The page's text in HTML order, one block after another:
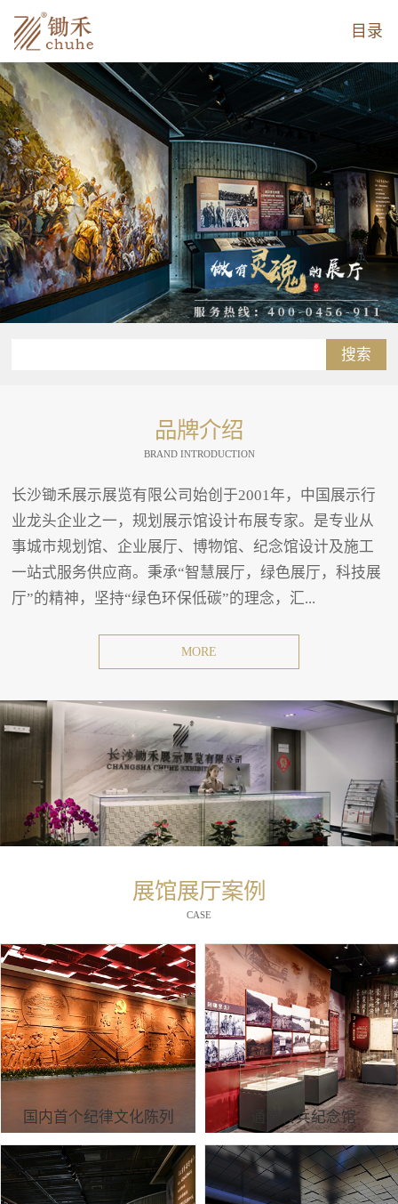
目录
搜索
品牌介绍
BRAND INTRODUCTION
长沙锄禾展示展览有限公司始创于2001年，中国展示行
业龙头企业之一，规划展示馆设计布展专家。是专业从
事城市规划馆、企业展厅、博物馆、纪念馆设计及施工
一站式服务供应商。秉承“智慧展厅，绿色展厅，科技展
厅”的精神，坚持“绿色环保低碳”的理念，汇...
MORE
展馆展厅案例
CASE
国内首个纪律文化陈列 通道转兵纪念馆